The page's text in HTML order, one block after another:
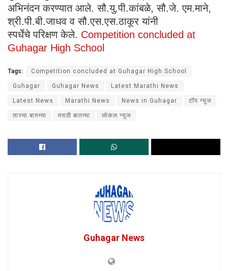
अभिनंदन करण्यात आले. सौ.यु.पी.कांबळे, सौ.जे. एम.माने,
श्री.पी.बी.जाधव व सौ.एस.एस.ठाकूर यांनी
स्पर्धेचे परिक्षण केले. Competition concluded at
Guhagar High School
Tags: Competition concluded at Guhagar High School
Guhagar Guhagar News Latest Marathi News
Latest News Marathi News News in Guhagar टॉप न्युज
ताज्या बातम्या मराठी बातम्या लोकल न्युज
Guhagar News